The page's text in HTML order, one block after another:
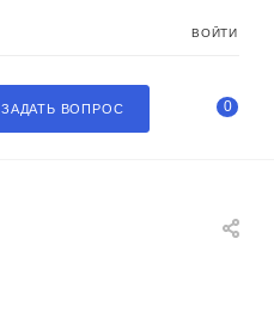
ВОЙТИ
ЗАДАТЬ ВОПРОС 0